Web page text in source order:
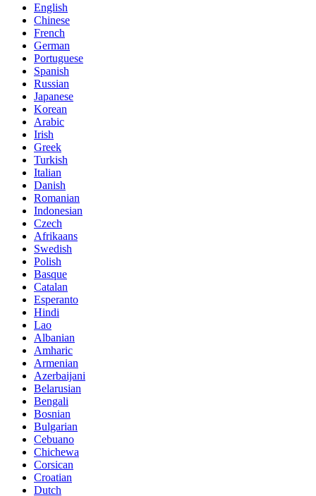
English
Chinese
French
German
Portuguese
Spanish
Russian
Japanese
Korean
Arabic
Irish
Greek
Turkish
Italian
Danish
Romanian
Indonesian
Czech
Afrikaans
Swedish
Polish
Basque
Catalan
Esperanto
Hindi
Lao
Albanian
Amharic
Armenian
Azerbaijani
Belarusian
Bengali
Bosnian
Bulgarian
Cebuano
Chichewa
Corsican
Croatian
Dutch